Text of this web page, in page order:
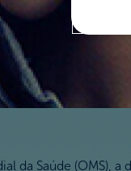
da Saúde (OMS),